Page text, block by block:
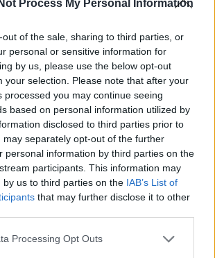
Process My Personal Information
out of the sale, sharing to third parties, or
personal or sensitive information for
by us, please use the below opt-out
your selection. Please note that after your
processed you may continue seeing
based on personal information utilized by
disclosed to third parties prior to
may separately opt-out of the further
personal information by third parties on the
participants. This information may
by us to third parties on the IAB’s List of
that may further disclose it to other
Processing Opt Outs
att rulla ihop ett grymt bra
Det var min PT(vän)Emelie
om receptet och jag vill verkligen
ge det vidare: